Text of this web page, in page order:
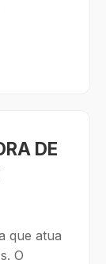
DE
que atua
O